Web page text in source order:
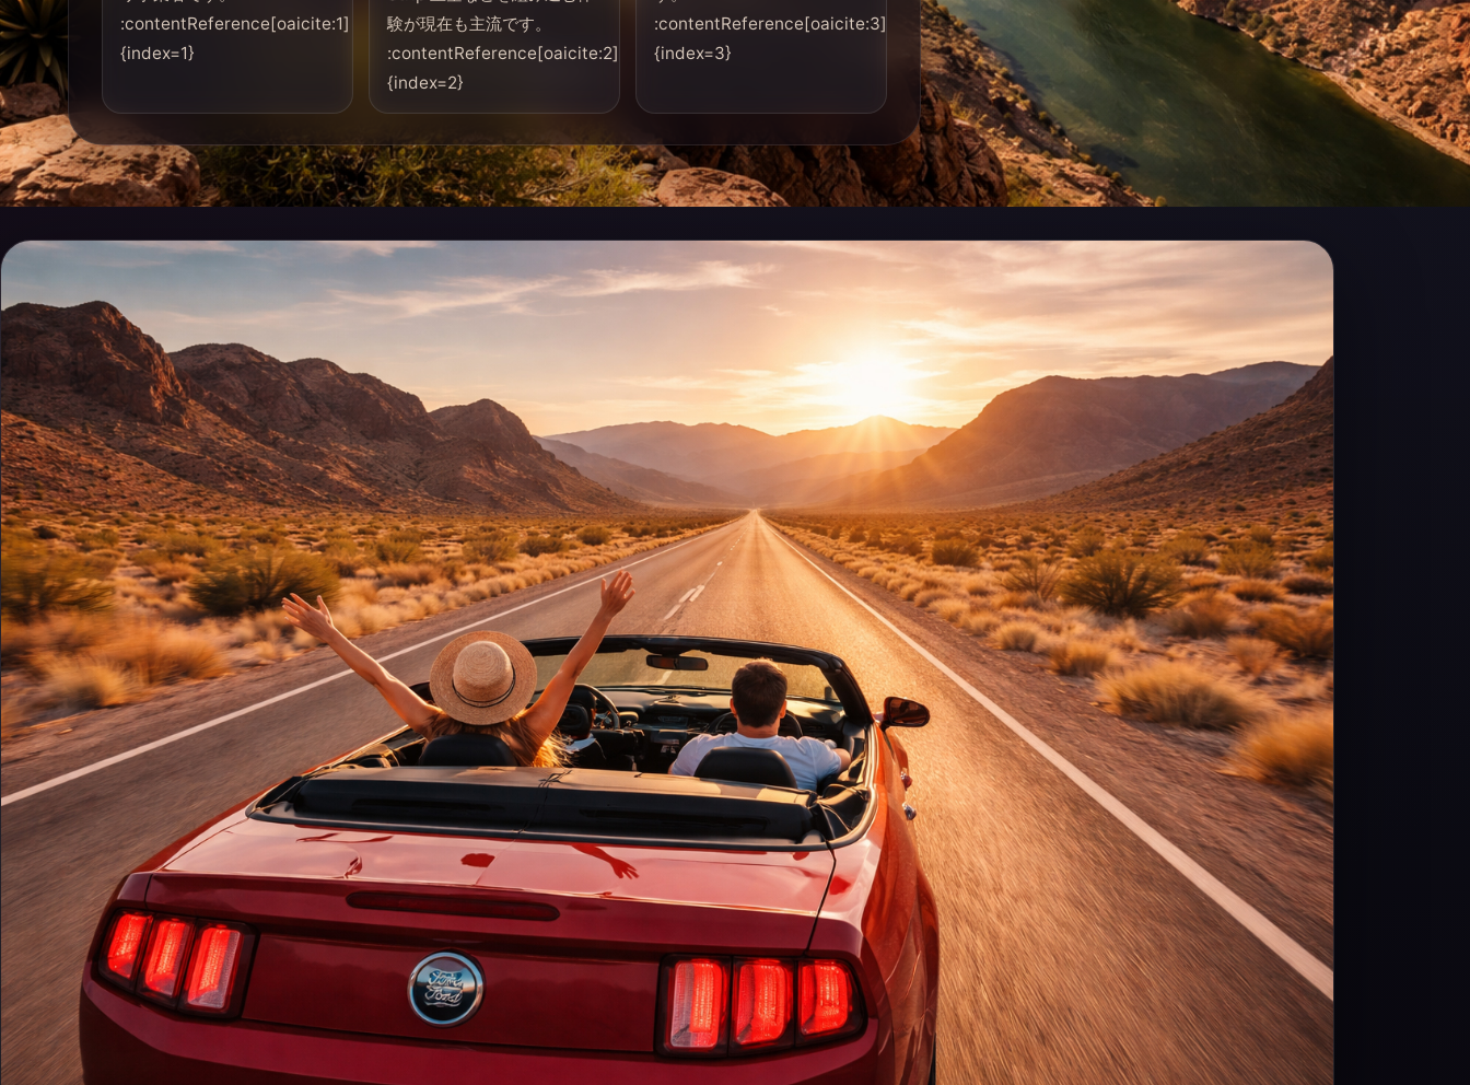
:contentReference[oaicite:1]
{index=1}
験が現在も主流です。
:contentReference[oaicite:2]
{index=2}
:contentReference[oaicite:3]
{index=3}